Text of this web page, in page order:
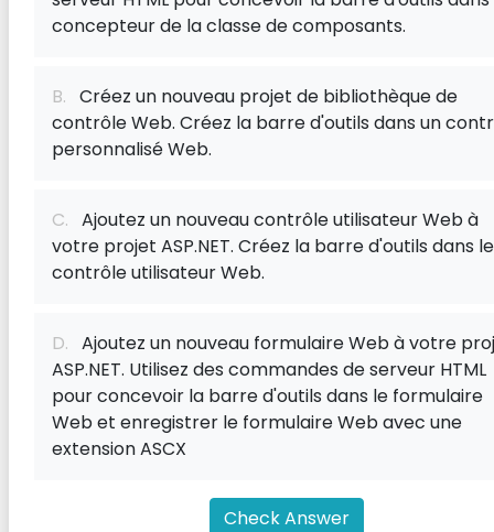
concepteur de la classe de composants.
B. Créez un nouveau projet de bibliothèque de
contrôle Web. Créez la barre d'outils dans un
personnalisé Web.
C. Ajoutez un nouveau contrôle utilisateur Web à
votre projet ASP.NET. Créez la barre d'outils dans le
contrôle utilisateur Web.
D. Ajoutez un nouveau formulaire Web à votre
ASP.NET. Utilisez des commandes de serveur HTML
pour concevoir la barre d'outils dans le formulaire
Web et enregistrer le formulaire Web avec une
extension ASCX
Check Answer